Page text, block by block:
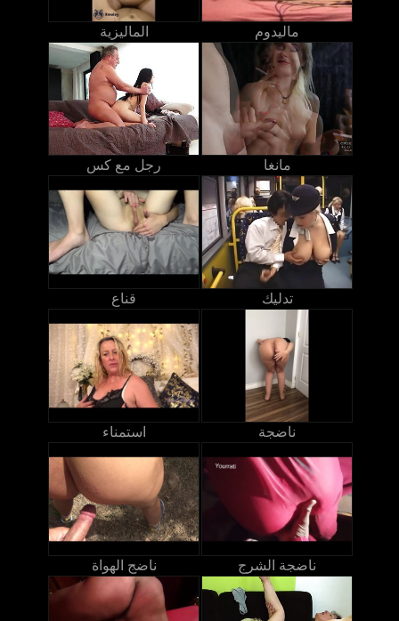
الماليزية ماليدوم
رجل مع كس مانغا
قناع تدليك
استمناء ناضجة
ناضج الهواة ناضجة الشرج